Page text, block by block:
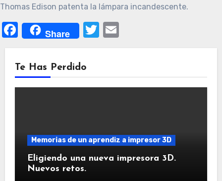
Thomas Edison patenta la lámpara incandescente.
Facebook
Share Twitter
Te Has Perdido
Memorias de un aprendiz a impresor 3D
Eligiendo una nueva impresora 3D.
Nuevos retos.